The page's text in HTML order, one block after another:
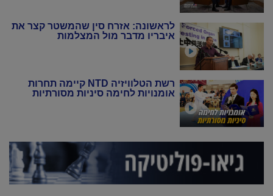
לראשונה: אזרח סין שהמשטר קצר את
איבריו מדבר מול המצלמות
רשת הטלוויזיה NTD קיימה תחרות
אומנויות לחימה סיניות מסורתיות